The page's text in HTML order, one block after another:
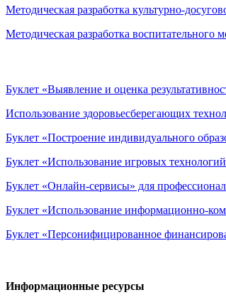
Методическая разработка культурно-
Методическая разработка
Буклет «Выявление и оценка
Использование здоровьесберегающих
Буклет «Построение индивидуального
Буклет «Использование игровых
Буклет «Онлайн-сервисы» для
Буклет «Использование информационно-
Буклет «Персонифицированное
Информационные ресурсы